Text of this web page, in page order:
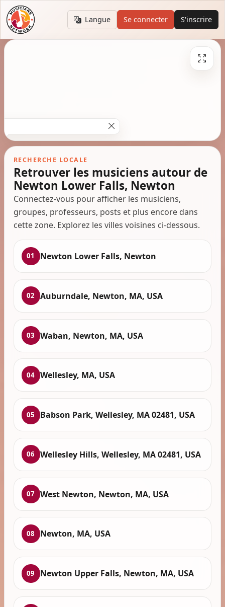
Langue Se connecter S'inscrire
RECHERCHE LOCALE
Retrouver les musiciens autour de
Newton Lower Falls, Newton
Connectez-vous pour afficher les musiciens,
groupes, professeurs, posts et plus encore dans
cette zone. Explorez les villes voisines ci-dessous.
01 Newton Lower Falls, Newton
02 Auburndale, Newton, MA, USA
03 Waban, Newton, MA, USA
04 Wellesley, MA, USA
05 Babson Park, Wellesley, MA 02481, USA
06 Wellesley Hills, Wellesley, MA 02481, USA
07 West Newton, Newton, MA, USA
08 Newton, MA, USA
09 Newton Upper Falls, Newton, MA, USA